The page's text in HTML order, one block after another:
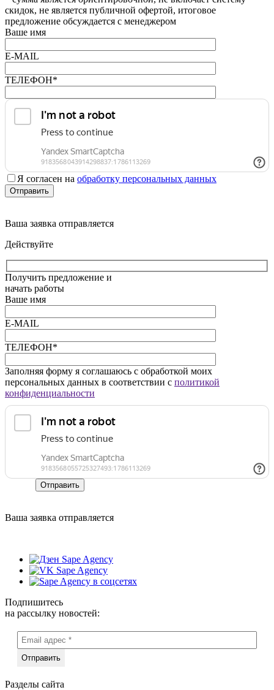
скидок, не является публичной офертой, итоговое
предложение обсуждается с менеджером
Ваше имя
E-MAIL
ТЕЛЕФОН*
Я согласен на обработку персональных данных
Отправить
Ваша заявка отправляется
Действуйте
Получить предложение и
начать работы
Ваше имя
E-MAIL
ТЕЛЕФОН*
Заполняя форму я соглашаюсь с обработкой моих
персональных данных в соответствии с политикой
конфиденциальности
Отправить
Ваша заявка отправляется
Подпишитесь
на рассылку новостей:
Разделы сайта